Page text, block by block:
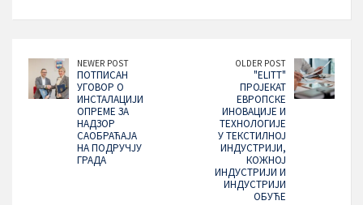
NEWER POST
ПОТПИСАН
УГОВОР О
ИНСТАЛАЦИЈИ
ОПРЕМЕ ЗА
НАДЗОР
САОБРАЋАЈА
НА ПОДРУЧЈУ
ГРАДА
OLDER POST
"ELITT"
ПРОЈЕКАТ
ЕВРОПСКЕ
ИНОВАЦИЈЕ И
ТЕХНОЛОГИЈЕ
У ТЕКСТИЛНОЈ
ИНДУСТРИЈИ,
КОЖНОЈ
ИНДУСТРИЈИ И
ИНДУСТРИЈИ
ОБУЋЕ